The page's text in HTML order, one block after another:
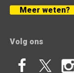
Meer weten?
Volg ons